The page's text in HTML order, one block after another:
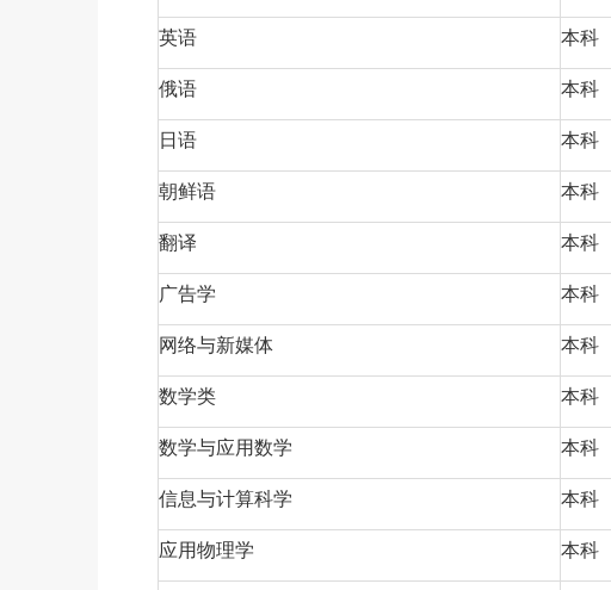
英语
本科
俄语
本科
日语
本科
朝鲜语
本科
翻译
本科
广告学
本科
网络与新媒体
本科
数学类
本科
数学与应用数学
本科
信息与计算科学
本科
应用物理学
本科